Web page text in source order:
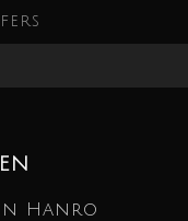
Hanro